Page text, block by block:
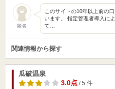
匿名
このサイトの10年以上前の
います。 指定管理者導入に
て…
関連情報から探す
瓜破温泉
3.0点/ 5 件